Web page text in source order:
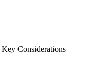
Key Considerations